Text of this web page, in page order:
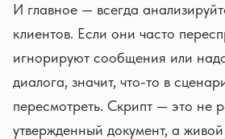
И главное — всегда
клиентов. Если они часто
игнорируют сообщения или
диалога, значит, что-то в
пересмотреть. Скрипт — это не
утвержденный документ, а